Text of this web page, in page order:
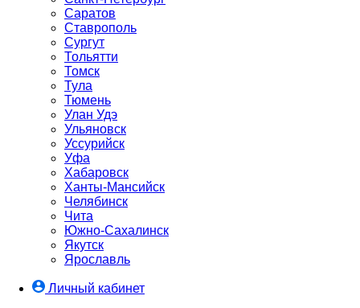
Саратов
Ставрополь
Сургут
Тольятти
Томск
Тула
Тюмень
Улан Удэ
Ульяновск
Уссурийск
Уфа
Хабаровск
Ханты-Мансийск
Челябинск
Чита
Южно-Cахалинск
Якутск
Ярославль
Личный кабинет